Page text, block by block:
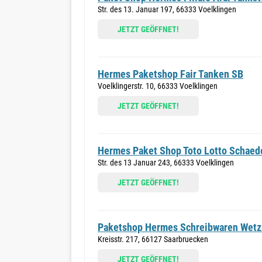
Str. des 13. Januar 197, 66333 Voelklingen
JETZT GEÖFFNET!
Hermes Paketshop Fair Tanken SB
Voelklingerstr. 10, 66333 Voelklingen
JETZT GEÖFFNET!
Hermes Paket Shop Toto Lotto
Str. des 13 Januar 243, 66333 Voelklingen
JETZT GEÖFFNET!
Paketshop Hermes Schreibwaren
Kreisstr. 217, 66127 Saarbruecken
JETZT GEÖFFNET!